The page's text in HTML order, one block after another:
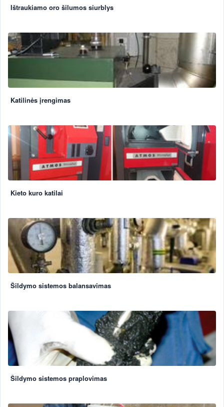
Ištraukiamo oro šilumos siurblys
Katilinės įrengimas
Kieto kuro katilai
Šildymo sistemos balansavimas
Šildymo sistemos praplovimas